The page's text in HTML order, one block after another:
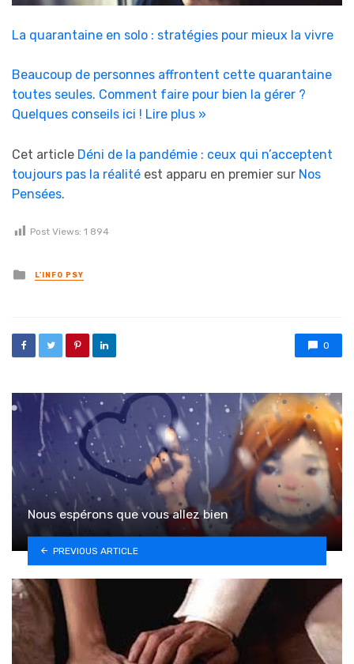
La quarantaine en solo : stratégies pour mieux la vivre
Beaucoup de personnes affrontent cette quarantaine
toutes seules. Comment faire pour bien la gérer ?
Quelques conseils ici ! Lire plus »
Cet article Déni de la pandémie : ceux qui n’acceptent
toujours pas la réalité est apparu en premier sur Nos
Pensées.
Post Views: 1 894
Posted in
L'INFO PSY
0
Nous espérons que vous allez bien
PREVIOUS ARTICLE